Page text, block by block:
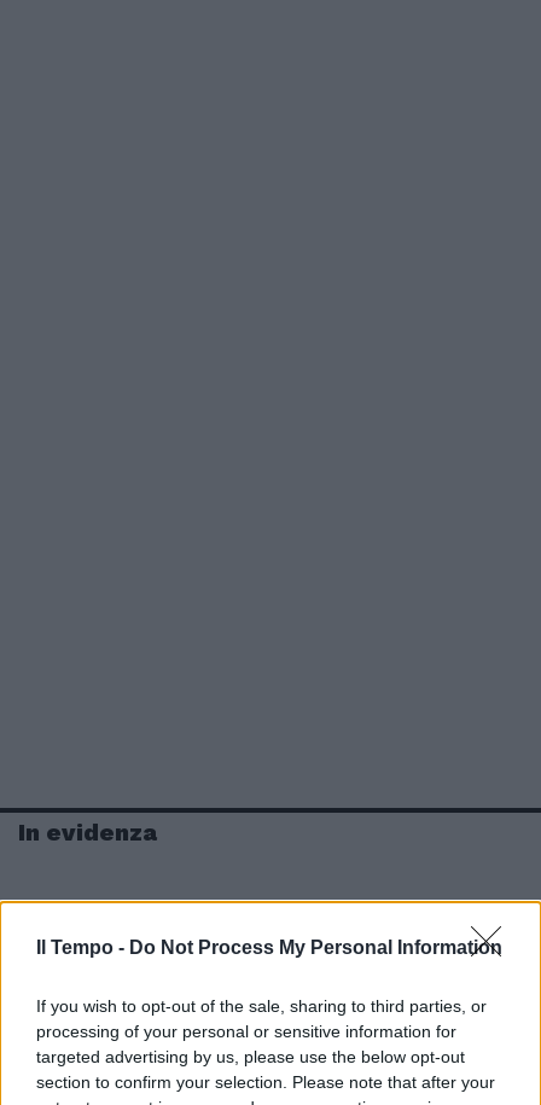
Il Tempo - Do Not Process My Personal Information
If you wish to opt-out of the sale, sharing to third parties, or
processing of your personal or sensitive information for
targeted advertising by us, please use the below opt-out
section to confirm your selection. Please note that after your
In evidenza